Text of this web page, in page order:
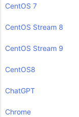
CentOS 7
CentOS Stream 8
CentOS Stream 9
CentOS8
ChatGPT
Chrome